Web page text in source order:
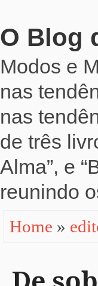
O Blog
Modos e
nas
nas
de três
Alma”, e
reunindo
Home »